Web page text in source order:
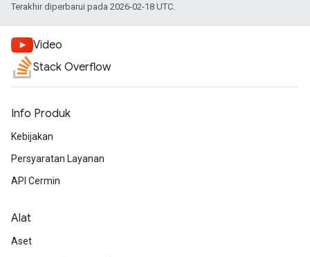
Terakhir diperbarui pada 2026-02-18 UTC.
Video
Stack Overflow
Info Produk
Kebijakan
Persyaratan Layanan
API Cermin
Alat
Aset